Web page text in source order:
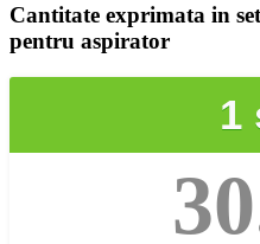
Cantitate exprimata in
pentru aspirator
1